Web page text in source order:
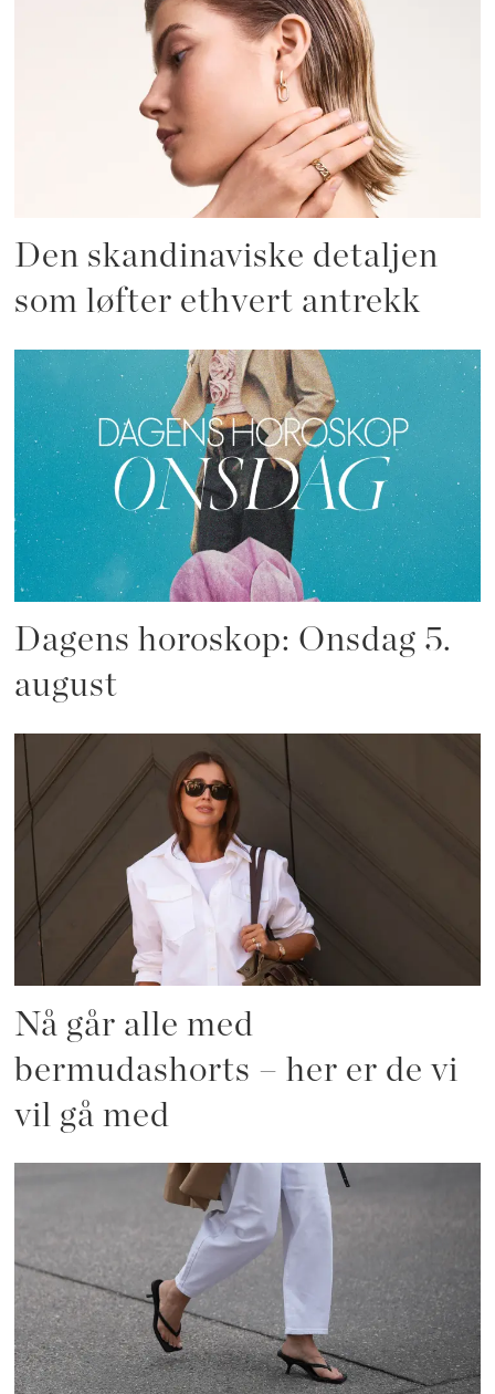
Den skandinaviske detaljen
som løfter ethvert antrekk
Dagens horoskop: Onsdag 5.
august
Nå går alle med
bermudashorts – her er de vi
vil gå med